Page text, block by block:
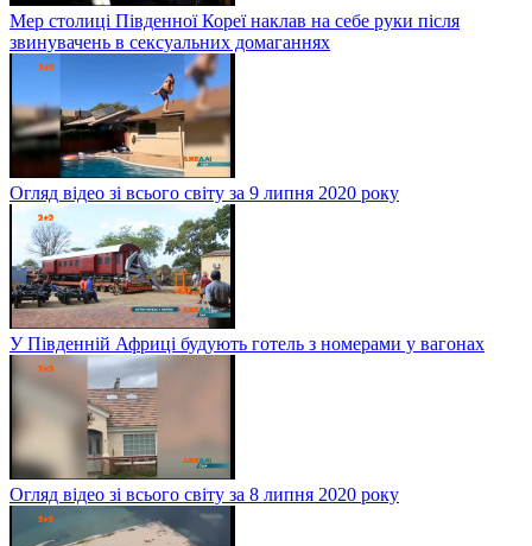
Мер столиці Південної Кореї наклав на себе руки після
звинувачень в сексуальних домаганнях
Огляд відео зі всього світу за 9 липня 2020 року
У Південній Африці будують готель з номерами у вагонах
Огляд відео зі всього світу за 8 липня 2020 року